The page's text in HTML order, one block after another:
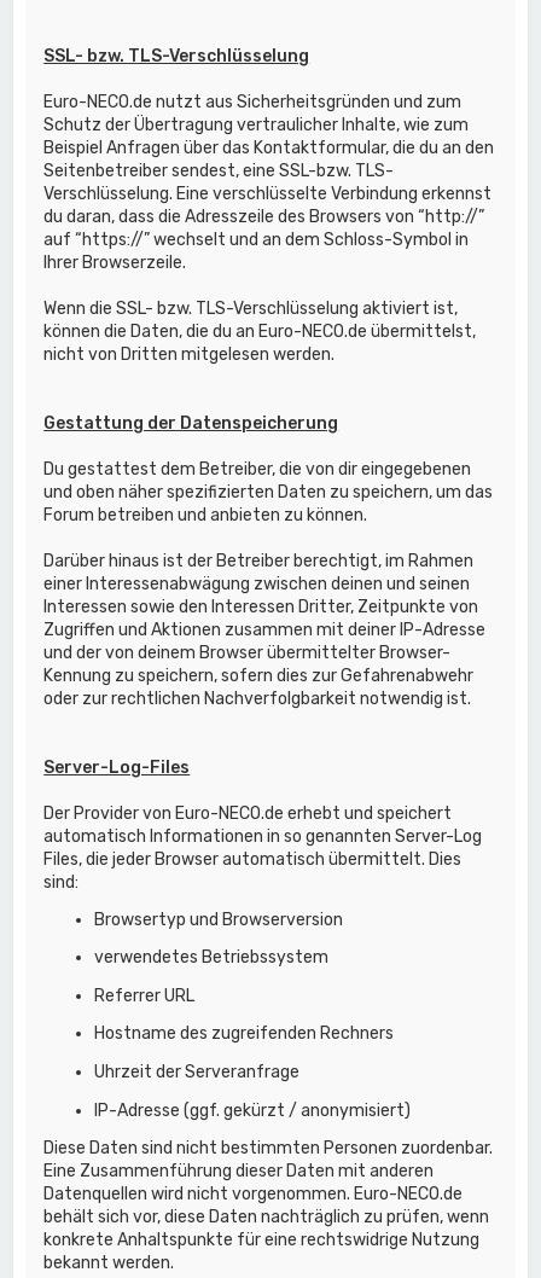
SSL- bzw. TLS-Verschlüsselung
Euro-NECO.de nutzt aus Sicherheitsgründen und zum
Schutz der Übertragung vertraulicher Inhalte, wie zum
Beispiel Anfragen über das Kontaktformular, die du an den
Seitenbetreiber sendest, eine SSL-bzw. TLS-
Verschlüsselung. Eine verschlüsselte Verbindung erkennst
du daran, dass die Adresszeile des Browsers von “http://”
auf “https://” wechselt und an dem Schloss-Symbol in
Ihrer Browserzeile.
Wenn die SSL- bzw. TLS-Verschlüsselung aktiviert ist,
können die Daten, die du an Euro-NECO.de übermittelst,
nicht von Dritten mitgelesen werden.
Gestattung der Datenspeicherung
Du gestattest dem Betreiber, die von dir eingegebenen
und oben näher spezifizierten Daten zu speichern, um das
Forum betreiben und anbieten zu können.
Darüber hinaus ist der Betreiber berechtigt, im Rahmen
einer Interessenabwägung zwischen deinen und seinen
Interessen sowie den Interessen Dritter, Zeitpunkte von
Zugriffen und Aktionen zusammen mit deiner IP-Adresse
und der von deinem Browser übermittelter Browser-
Kennung zu speichern, sofern dies zur Gefahrenabwehr
oder zur rechtlichen Nachverfolgbarkeit notwendig ist.
Server-Log-Files
Der Provider von Euro-NECO.de erhebt und speichert
automatisch Informationen in so genannten Server-Log
Files, die jeder Browser automatisch übermittelt. Dies
sind:
Browsertyp und Browserversion
verwendetes Betriebssystem
Referrer URL
Hostname des zugreifenden Rechners
Uhrzeit der Serveranfrage
IP-Adresse (ggf. gekürzt / anonymisiert)
Diese Daten sind nicht bestimmten Personen zuordenbar.
Eine Zusammenführung dieser Daten mit anderen
Datenquellen wird nicht vorgenommen. Euro-NECO.de
behält sich vor, diese Daten nachträglich zu prüfen, wenn
konkrete Anhaltspunkte für eine rechtswidrige Nutzung
bekannt werden.